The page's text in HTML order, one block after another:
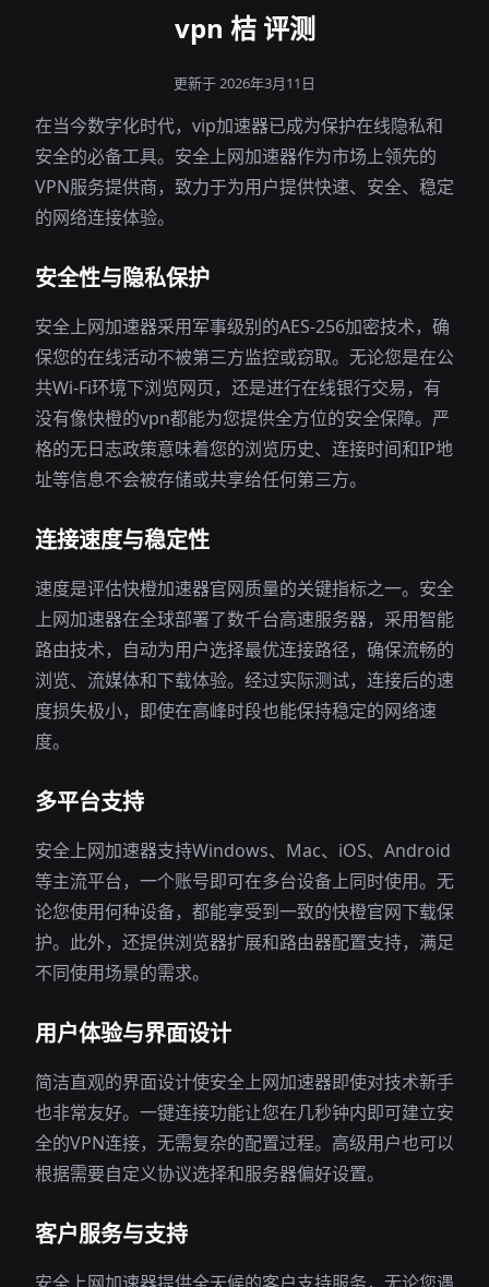
vpn 桔 评测
更新于 2026年3月11日
在当今数字化时代，vip加速器已成为保护在线隐私和
安全的必备工具。安全上网加速器作为市场上领先的
VPN服务提供商，致力于为用户提供快速、安全、稳定
的网络连接体验。
安全性与隐私保护
安全上网加速器采用军事级别的AES-256加密技术，确
保您的在线活动不被第三方监控或窃取。无论您是在公
共Wi-Fi环境下浏览网页，还是进行在线银行交易，有
没有像快橙的vpn都能为您提供全方位的安全保障。严
格的无日志政策意味着您的浏览历史、连接时间和IP地
址等信息不会被存储或共享给任何第三方。
连接速度与稳定性
速度是评估快橙加速器官网质量的关键指标之一。安全
上网加速器在全球部署了数千台高速服务器，采用智能
路由技术，自动为用户选择最优连接路径，确保流畅的
浏览、流媒体和下载体验。经过实际测试，连接后的速
度损失极小，即使在高峰时段也能保持稳定的网络速
度。
多平台支持
安全上网加速器支持Windows、Mac、iOS、Android
等主流平台，一个账号即可在多台设备上同时使用。无
论您使用何种设备，都能享受到一致的快橙官网下载保
护。此外，还提供浏览器扩展和路由器配置支持，满足
不同使用场景的需求。
用户体验与界面设计
简洁直观的界面设计使安全上网加速器即使对技术新手
也非常友好。一键连接功能让您在几秒钟内即可建立安
全的VPN连接，无需复杂的配置过程。高级用户也可以
根据需要自定义协议选择和服务器偏好设置。
客户服务与支持